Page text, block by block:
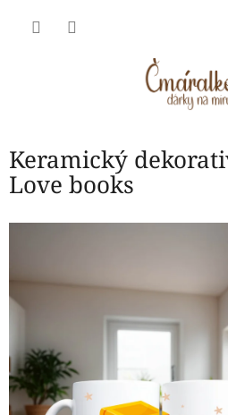
Keramický
Love books